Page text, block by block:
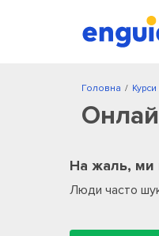
/
Головна
На жаль, ми
Люди часто